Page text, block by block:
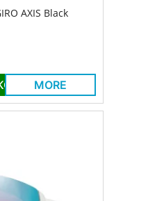
AXIS Black
MORE